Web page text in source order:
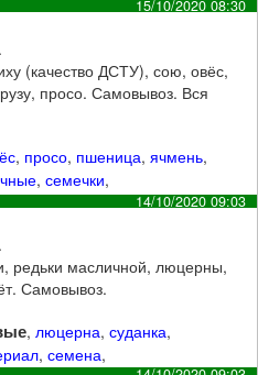
15/10/2020 08:30
(качество ДСТУ), сою, овёс,
просо. Самовывоз. Вся
, просо, пшеница,ячмень,
,семечки,
14/10/2020 09:03
редьки масличной, люцерны,
Самовывоз.
, люцерна,суданка,
,семена,